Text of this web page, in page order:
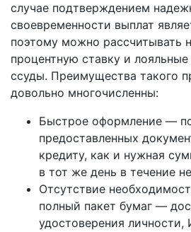
случае подтверждением
своевременности выплат
поэтому можно рассчитывать
процентную ставку и
ссуды. Преимущества такого
довольно многочисленны:
Быстрое оформление —
предоставленных
кредиту, как и нужная
в тот же день в течение
Отсутствие
полный пакет бумаг —
удостоверения